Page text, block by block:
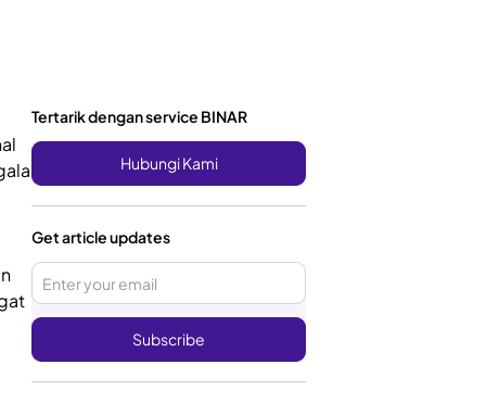
Tertarik dengan service BINAR
Hubungi Kami
Get article updates